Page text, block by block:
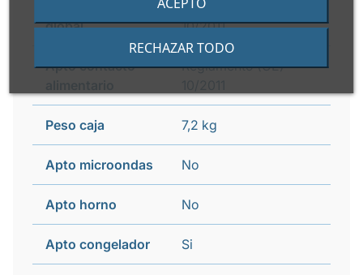
RECHAZAR TODO
Prueba de migración
global
Reglamento (UE)
10/2011
Apto contacto
Reglamento (UE)
Peso caja 7,2 kg
Apto microondas No
Apto horno No
Apto congelador Si